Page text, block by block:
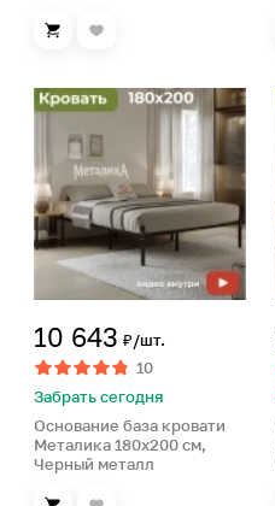
10 643 ₽/шт.
10
Забрать сегодня
Основание база кровати
Металика 180х200 см,
Черный металл